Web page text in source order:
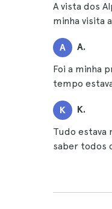
A vista dos
minha visita
A A.
Foi a minha
tempo
K K.
Tudo estava
saber todos